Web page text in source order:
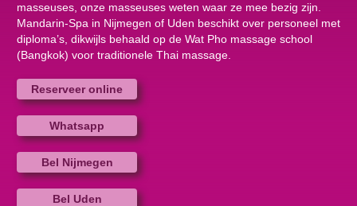
masseuses, onze masseuses weten waar ze mee bezig zijn.
Mandarin-Spa in Nijmegen of Uden beschikt over personeel met
diploma’s, dikwijls behaald op de Wat Pho massage school
(Bangkok) voor traditionele Thai massage.
Reserveer online
Whatsapp
Bel Nijmegen
Bel Uden